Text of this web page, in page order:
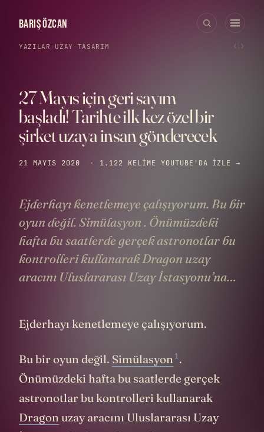
BARIŞ ÖZCAN
YAZILAR › UZAY · TASARIM ‹ ›
27 Mayıs için geri sayım
başladı! Tarihte ilk kez özel bir
şirket uzaya insan gönderecek
21 MAYIS 2020 · 1.122 KELIME YOUTUBE'DA IZLE →
Ejderhayı kenetlemeye çalışıyorum. Bu bir
oyun değil. Simülasyon . Önümüzdeki
hafta bu saatlerde gerçek astronotlar bu
kontrolleri kullanarak Dragon uzay
aracını Uluslararası Uzay İstasyonu’na…
Ejderhayı kenetlemeye çalışıyorum.
Bu bir oyun değil. Simülasyon 1.
Önümüzdeki hafta bu saatlerde gerçek
astronotlar bu kontrolleri kullanarak
Dragon uzay aracını Uluslararası Uzay